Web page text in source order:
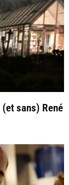
sans) René